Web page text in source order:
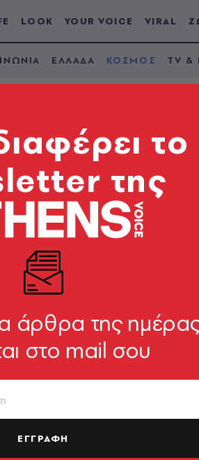
LOOK YOUR VOICE VIRAL
ΕΛΛΑΔΑ ΚΟΣΜΟΣ TV &
που
βίντεο
το
της
άρθρα της
στο mail σου
ΕΓΓΡΑΦΗ